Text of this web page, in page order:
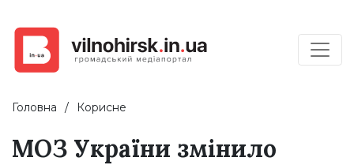
Головна Корисне
МОЗ України змінило